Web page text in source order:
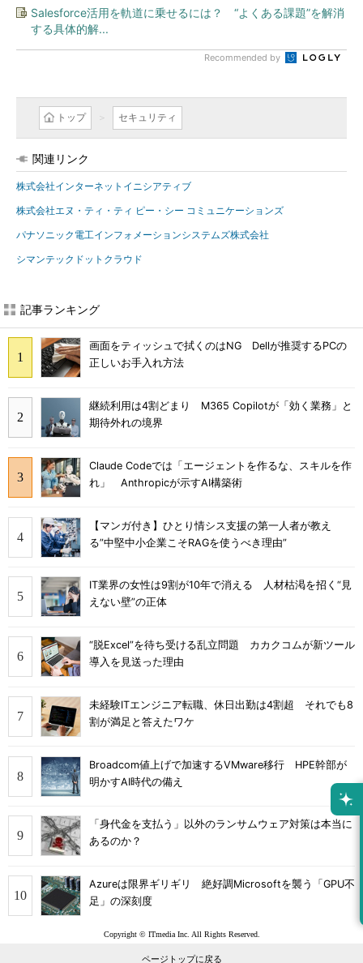
Salesforce活用を軌道に乗せるには？ “よくある課題”を解消
する具体的解...
Recommended by
トップ セキュリティ
関連リンク
株式会社インターネットイニシアティブ
株式会社エヌ・ティ・ティ ピー・シー コミュニケーションズ
パナソニック電工インフォメーションシステムズ株式会社
シマンテックドットクラウド
記事ランキング
画面をティッシュで拭くのはNG Dellが推奨するPCの
正しいお手入れ方法
継続利用は4割どまり M365 Copilotが「効く業務」と
期待外れの境界
Claude Codeでは「エージェントを作るな、スキルを作
れ」 Anthropicが示すAI構築術
【マンガ付き】ひとり情シス支援の第一人者が教え
る”中堅中小企業こそRAGを使うべき理由”
IT業界の女性は9割が10年で消える 人材枯渇を招く“見
えない壁”の正体
“脱Excel”を待ち受ける乱立問題 カカクコムが新ツール
導入を見送った理由
未経験ITエンジニア転職、休日出勤は4割超 それでも8
割が満足と答えたワケ
Broadcom値上げで加速するVMware移行 HPE幹部が
明かすAI時代の備え
「身代金を支払う」以外のランサムウェア対策は本当に
あるのか？
Azureは限界ギリギリ 絶好調Microsoftを襲う「GPU不
足」の深刻度
Copyright © ITmedia Inc. All Rights Reserved.
ページトップに戻る